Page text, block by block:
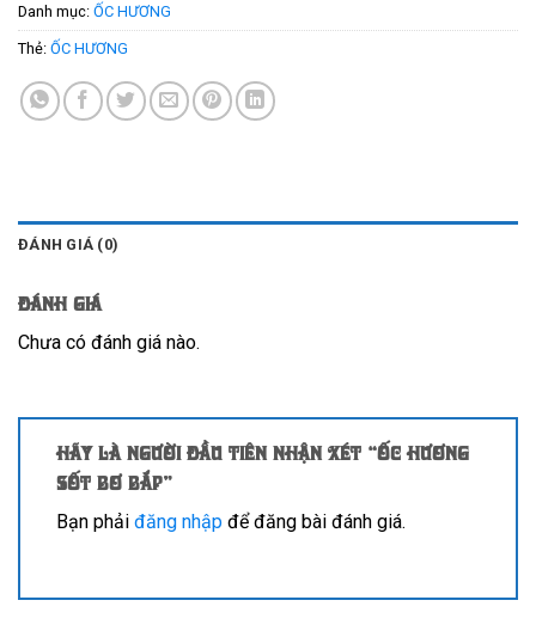
Danh mục: ỐC HƯƠNG
Thẻ: ỐC HƯƠNG
ĐÁNH GIÁ (0)
Đánh giá
Chưa có đánh giá nào.
Hãy là người đầu tiên nhận xét “Ốc hương
sốt bơ bắp”
Bạn phải đăng nhập để đăng bài đánh giá.